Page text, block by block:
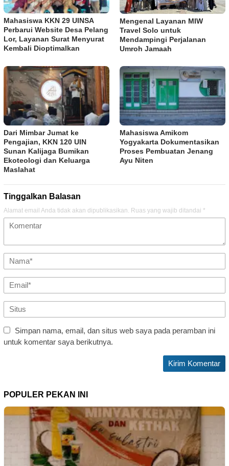
Mahasiswa KKN 29 UINSA
Perbarui Website Desa Pelang
Lor, Layanan Surat Menyurat
Kembali Dioptimalkan
Mengenal Layanan MIW
Travel Solo untuk
Mendampingi Perjalanan
Umroh Jamaah
Dari Mimbar Jumat ke
Pengajian, KKN 120 UIN
Sunan Kalijaga Bumikan
Ekoteologi dan Keluarga
Maslahat
Mahasiswa Amikom
Yogyakarta Dokumentasikan
Proses Pembuatan Jenang
Ayu Niten
Tinggalkan Balasan
Alamat email Anda tidak akan dipublikasikan. Ruas yang wajib ditandai *
Simpan nama, email, dan situs web saya pada peramban ini
untuk komentar saya berikutnya.
POPULER PEKAN INI